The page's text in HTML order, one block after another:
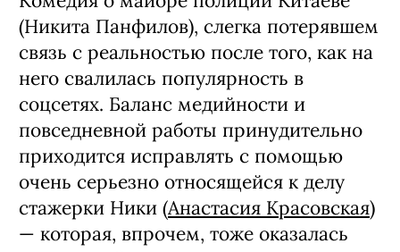
(Никита Панфилов), слегка потерявшем
связь с реальностью после того, как на
него свалилась популярность в
соцсетях. Баланс медийности и
повседневной работы принудительно
приходится исправлять с помощью
очень серьезно относящейся к делу
стажерки Ники (Анастасия Красовская)
— которая, впрочем, тоже оказалась